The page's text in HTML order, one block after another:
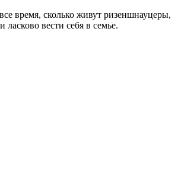
время, сколько живут ризеншнауцеры,
ласково вести себя в семье.